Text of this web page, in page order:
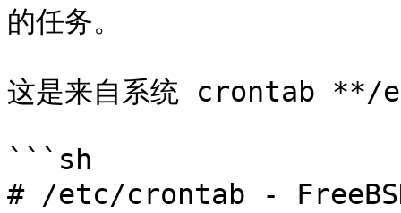
的任务。
这是来自系统 crontab **/
```sh
# /etc/crontab -